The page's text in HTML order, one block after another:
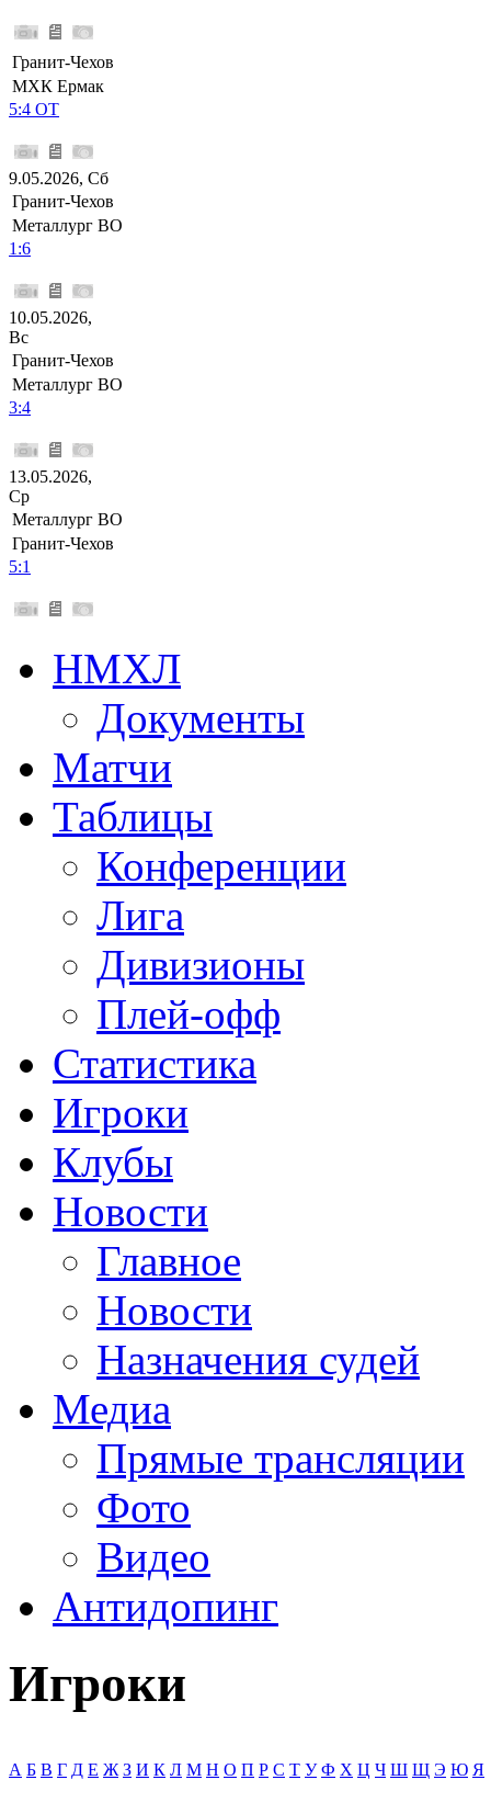
Гранит-Чехов
МХК Ермак
5:4 ОТ
9.05.2026, Сб
Гранит-Чехов
Металлург ВО
1:6
10.05.2026,
Вс
Гранит-Чехов
Металлург ВО
3:4
13.05.2026,
Ср
Металлург ВО
Гранит-Чехов
5:1
НМХЛ
Документы
Матчи
Таблицы
Конференции
Лига
Дивизионы
Плей-офф
Статистика
Игроки
Клубы
Новости
Главное
Новости
Назначения судей
Медиа
Прямые трансляции
Фото
Видео
Антидопинг
Игроки
А Б В Г Д Е Ж З И К Л М Н О П Р С Т У Ф Х Ц Ч Ш Щ Э Ю Я